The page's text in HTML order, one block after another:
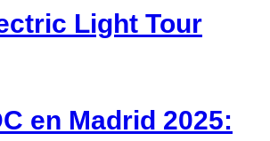
Light Tour
en Madrid 2025: